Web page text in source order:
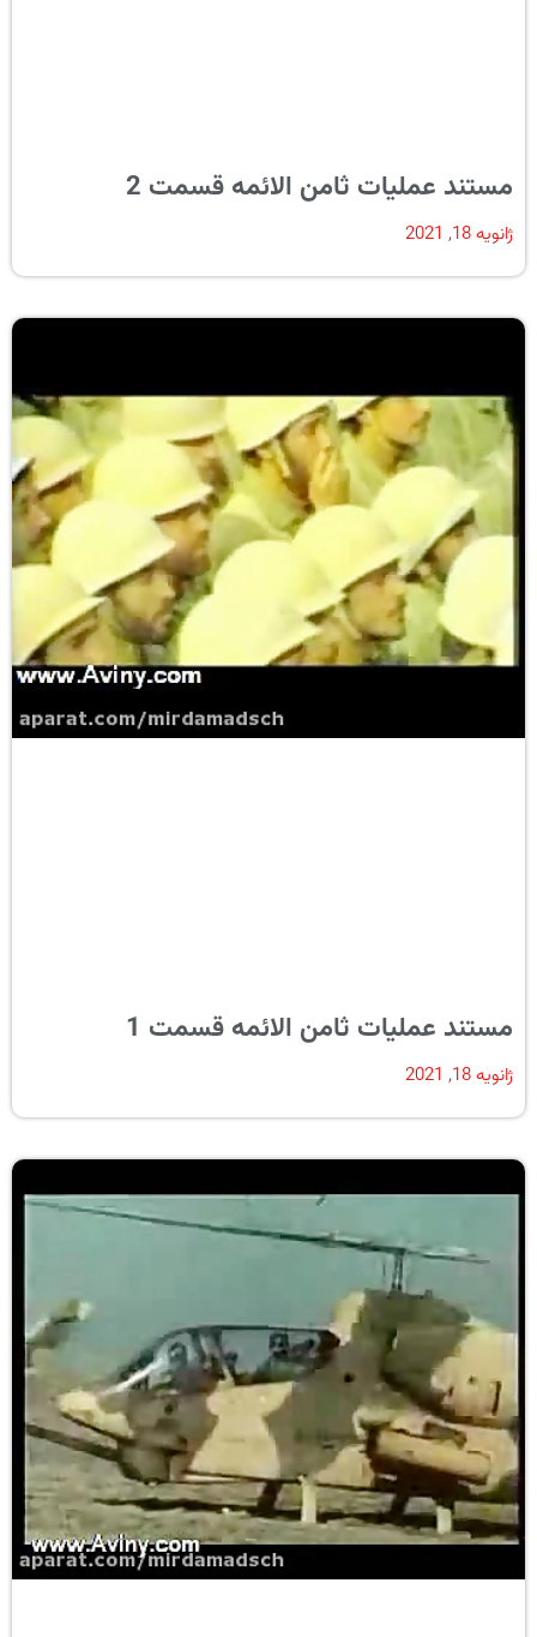
مستند عملیات ثامن الائمه قسمت 2
ژانویه 18, 2021
مستند عملیات ثامن الائمه قسمت 1
ژانویه 18, 2021